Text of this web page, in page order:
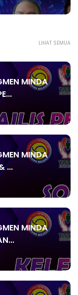
LIHAT SEMUA
MINDA
MINDA
...
MINDA